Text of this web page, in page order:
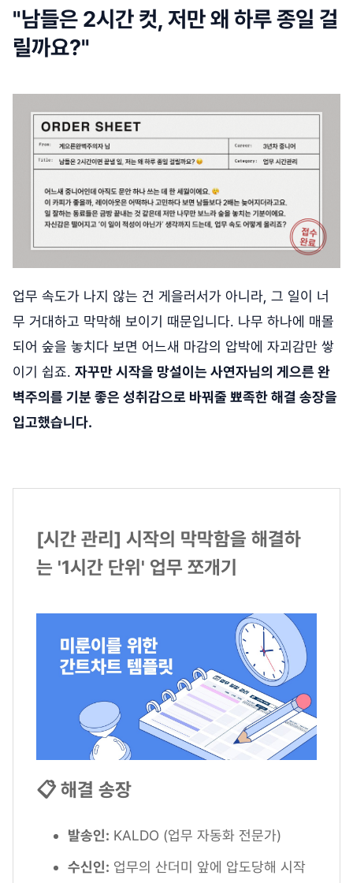
"남들은 2시간 컷, 저만 왜 하루 종일 걸
릴까요?"
업무 속도가 나지 않는 건 게을러서가 아니라, 그 일이 너
무 거대하고 막막해 보이기 때문입니다. 나무 하나에 매몰
되어 숲을 놓치다 보면 어느새 마감의 압박에 자괴감만 쌓
이기 쉽죠. 자꾸만 시작을 망설이는 사연자님의 게으른 완
벽주의를 기분 좋은 성취감으로 바꿔줄 뾰족한 해결 송장을
입고했습니다.
[시간 관리] 시작의 막막함을 해결하
는 '1시간 단위' 업무 쪼개기
📋 해결 송장
발송인: KALDO (업무 자동화 전문가)
수신인: 업무의 산더미 앞에 압도당해 시작